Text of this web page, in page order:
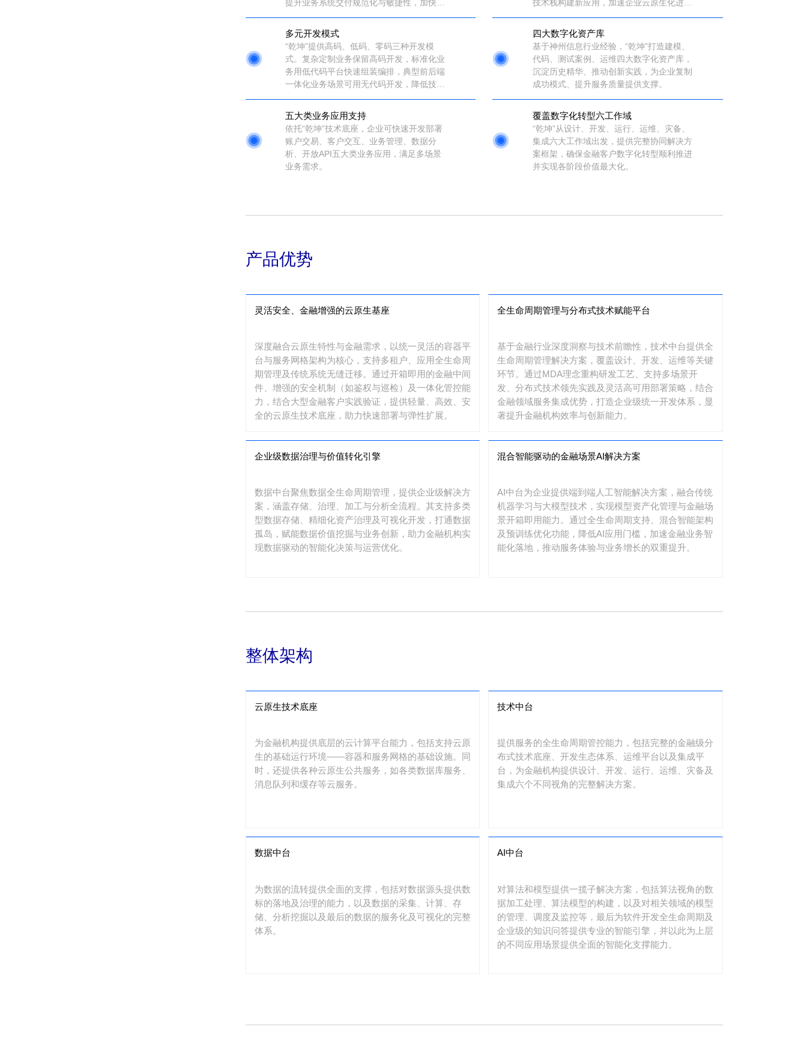
提升业务系统交付规范化与敏捷性，加快响
技术栈构建新应用，加速企业云原生化进
多元开发模式
“乾坤”提供高码、低码、零码三种开发模
式。复杂定制业务保留高码开发，标准化业
务用低代码平台快速组装编排，典型前后端
一体化业务场景可用无代码开发，降低技术
四大数字化资产库
基于神州信息行业经验，“乾坤”打造建模、
代码、测试案例、运维四大数字化资产库，
沉淀历史精华、推动创新实践，为企业复制
成功模式、提升服务质量提供支撑。
五大类业务应用支持
依托“乾坤”技术底座，企业可快速开发部署
账户交易、客户交互、业务管理、数据分
析、开放API五大类业务应用，满足多场景
业务需求。
覆盖数字化转型六工作域
“乾坤”从设计、开发、运行、运维、灾备、
集成六大工作域出发，提供完整协同解决方
案框架，确保金融客户数字化转型顺利推进
并实现各阶段价值最大化。
产品优势
灵活安全、金融增强的云原生基座
深度融合云原生特性与金融需求，以统一灵活的容器平
台与服务网格架构为核心，支持多租户、应用全生命周
期管理及传统系统无缝迁移。通过开箱即用的金融中间
件、增强的安全机制（如鉴权与巡检）及一体化管控能
力，结合大型金融客户实践验证，提供轻量、高效、安
全的云原生技术底座，助力快速部署与弹性扩展。
全生命周期管理与分布式技术赋能平台
基于金融行业深度洞察与技术前瞻性，技术中台提供全
生命周期管理解决方案，覆盖设计、开发、运维等关键
环节。通过MDA理念重构研发工艺、支持多场景开
发、分布式技术领先实践及灵活高可用部署策略，结合
金融领域服务集成优势，打造企业级统一开发体系，显
著提升金融机构效率与创新能力。
企业级数据治理与价值转化引擎
数据中台聚焦数据全生命周期管理，提供企业级解决方
案，涵盖存储、治理、加工与分析全流程。其支持多类
型数据存储、精细化资产治理及可视化开发，打通数据
孤岛，赋能数据价值挖掘与业务创新，助力金融机构实
现数据驱动的智能化决策与运营优化。
混合智能驱动的金融场景AI解决方案
AI中台为企业提供端到端人工智能解决方案，融合传统
机器学习与大模型技术，实现模型资产化管理与金融场
景开箱即用能力。通过全生命周期支持、混合智能架构
及预训练优化功能，降低AI应用门槛，加速金融业务智
能化落地，推动服务体验与业务增长的双重提升。
整体架构
云原生技术底座
为金融机构提供底层的云计算平台能力，包括支持云原
生的基础运行环境——容器和服务网格的基础设施。同
时，还提供各种云原生公共服务，如各类数据库服务、
消息队列和缓存等云服务。
技术中台
提供服务的全生命周期管控能力，包括完整的金融级分
布式技术底座、开发生态体系、运维平台以及集成平
台，为金融机构提供设计、开发、运行、运维、灾备及
集成六个不同视角的完整解决方案。
数据中台
为数据的流转提供全面的支撑，包括对数据源头提供数
标的落地及治理的能力，以及数据的采集、计算、存
储、分析挖掘以及最后的数据的服务化及可视化的完整
体系。
AI中台
对算法和模型提供一揽子解决方案，包括算法视角的数
据加工处理、算法模型的构建，以及对相关领域的模型
的管理、调度及监控等，最后为软件开发全生命周期及
企业级的知识问答提供专业的智能引擎，并以此为上层
的不同应用场景提供全面的智能化支撑能力。